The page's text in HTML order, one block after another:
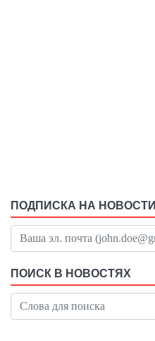
ПОДПИСКА НА НОВОСТИ
ПОИСК В НОВОСТЯХ